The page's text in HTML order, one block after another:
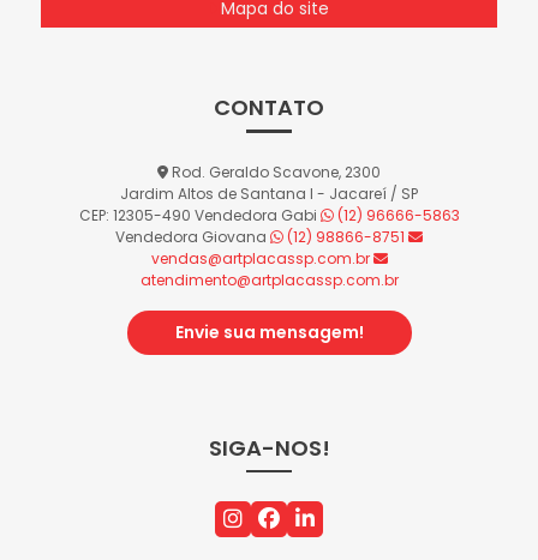
Mapa do site
CONTATO
Rod. Geraldo Scavone, 2300
Jardim Altos de Santana I - Jacareí / SP
CEP: 12305-490 Vendedora Gabi
(12) 96666-5863
Vendedora Giovana
(12) 98866-8751
vendas@artplacassp.com.br
atendimento@artplacassp.com.br
Envie sua mensagem!
SIGA-NOS!